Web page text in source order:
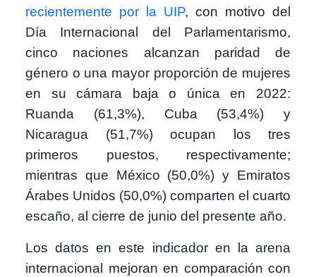
recientemente por la UIP, con motivo del
Día Internacional del Parlamentarismo,
cinco naciones alcanzan paridad de
género o una mayor proporción de mujeres
en su cámara baja o única en 2022:
Ruanda (61,3%), Cuba (53,4%) y
Nicaragua (51,7%) ocupan los tres
primeros puestos, respectivamente;
mientras que México (50,0%) y Emiratos
Árabes Unidos (50,0%) comparten el cuarto
escaño, al cierre de junio del presente año.
Los datos en este indicador en la arena
internacional mejoran en comparación con